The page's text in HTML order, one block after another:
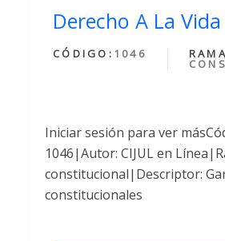
Derecho A La Vida
CÓDIGO: 1046
Iniciar sesión para ver
1046|Autor: CIJUL en
constitucional|Descriptor:
constitucionales